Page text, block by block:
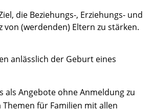
die Beziehungs-, Erziehungs- und
von (werdenden) Eltern zu stärken.
anlässlich der Geburt eines
als Angebote ohne Anmeldung zu
für Familien mit allen